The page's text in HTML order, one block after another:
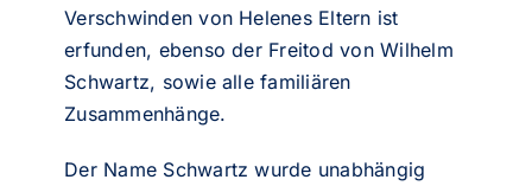
Verschwinden von Helenes Eltern ist
erfunden, ebenso der Freitod von Wilhelm
Schwartz, sowie alle familiären
Zusammenhänge.
Der Name Schwartz wurde unabhängig